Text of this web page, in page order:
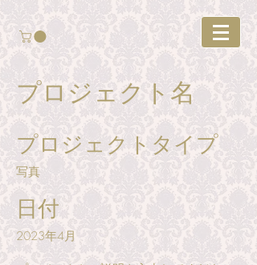
プロジェクト名
プロジェクトタイプ
写真
日付
2023年4月